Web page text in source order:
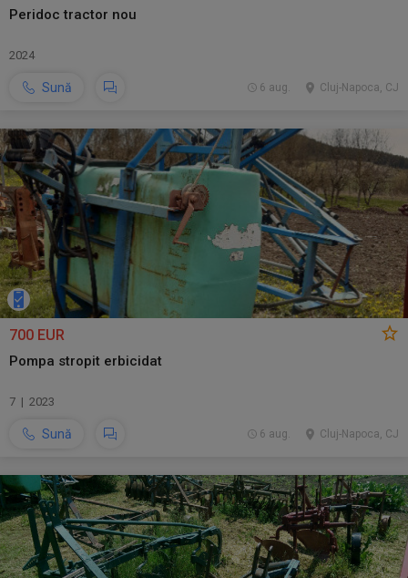
Peridoc tractor nou
2024
Sună Cluj-Napoca, CJ
6 aug.
700 EUR
Pompa stropit erbicidat
7 | 2023
Sună Cluj-Napoca, CJ
6 aug.